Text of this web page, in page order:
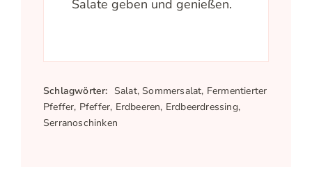
Salate geben und genießen.
Schlagwörter: Salat, Sommersalat, Fermentierter
Pfeffer, Pfeffer, Erdbeeren, Erdbeerdressing,
Serranoschinken